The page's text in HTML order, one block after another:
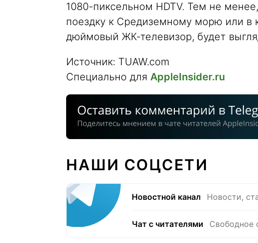
1080-пиксельном HDTV. Тем не
поездку к Средиземному морю или в
дюймовый ЖК-телевизор, будет
Источник: TUAW.com
Специально для AppleInsider.ru
НАШИ СОЦСЕТИ
Новостной канал Новости,
Чат с читателями Свободное